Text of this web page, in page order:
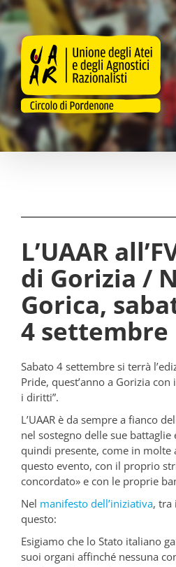
Salta
al
contenuto
L’UAAR
di Gorizia /
Gorica,
4 settembre
Sabato 4 settembre si terrà
Pride, quest’anno a Gorizia
i diritti”.
L’UAAR è da sempre a fianco
nel sostegno delle sue battaglie
quindi presente, come in molte
questo evento, con il proprio
concordato» e con le proprie
Nel manifesto dell’iniziativa, tra
questo:
Esigiamo che lo Stato italiano
suoi organi affinché nessuna